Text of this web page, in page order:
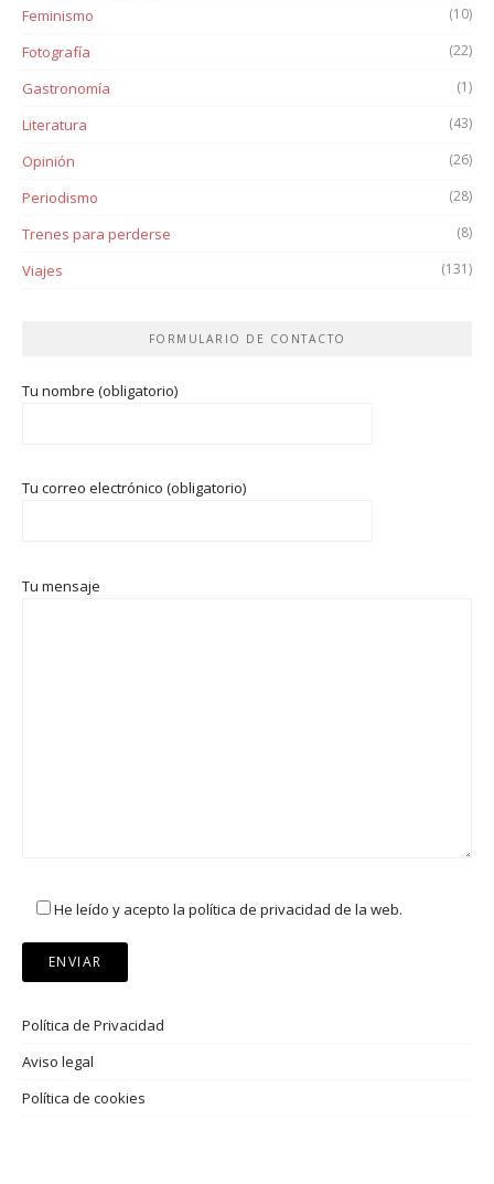
Feminismo (10)
Fotografía (22)
Gastronomía (1)
Literatura (43)
Opinión (26)
Periodismo (28)
Trenes para perderse (8)
Viajes (131)
FORMULARIO DE CONTACTO
Tu nombre (obligatorio)
Tu correo electrónico (obligatorio)
Tu mensaje
He leído y acepto la política de privacidad de la web.
Política de Privacidad
Aviso legal
Política de cookies